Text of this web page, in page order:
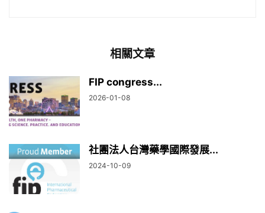
相關文章
FIP congress...
2026-01-08
社團法人台灣藥學國際發展...
2024-10-09